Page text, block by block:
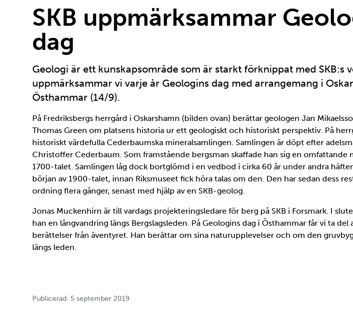
SKB uppmärksammar
dag
Geologi är ett kunskapsområde som är starkt förknippat med SKB:s
uppmärksammar vi varje år Geologins dag med arrangemang i
Östhammar (14/9).
På Fredriksbergs herrgård i Oskarshamn (bilden ovan) berättar geologen Jan
Thomas Green om platsens historia ur ett geologiskt och historiskt perspektiv. På
historiskt värdefulla Cederbaumska mineralsamlingen. Samlingen är döpt efter
Christoffer Cederbaum. Som framstående bergsman skaffade han sig en omfattande
1700-talet. Samlingen låg dock bortglömd i en vedbod i cirka 60 år under andra
början av 1900-talet, innan Riksmuseet fick höra talas om den. Den har sedan dess
ordning flera gånger, senast med hjälp av en SKB-geolog.
Jonas Muckenhirn är till vardags projekteringsledare för berg på SKB i Forsmark. I
han en långvandring längs Bergslagsleden. På Geologins dag i Östhammar får vi ta del
berättelser från äventyret. Han berättar om sina naturupplevelser och om den
längs leden.
Publicerad: 5 september 2019